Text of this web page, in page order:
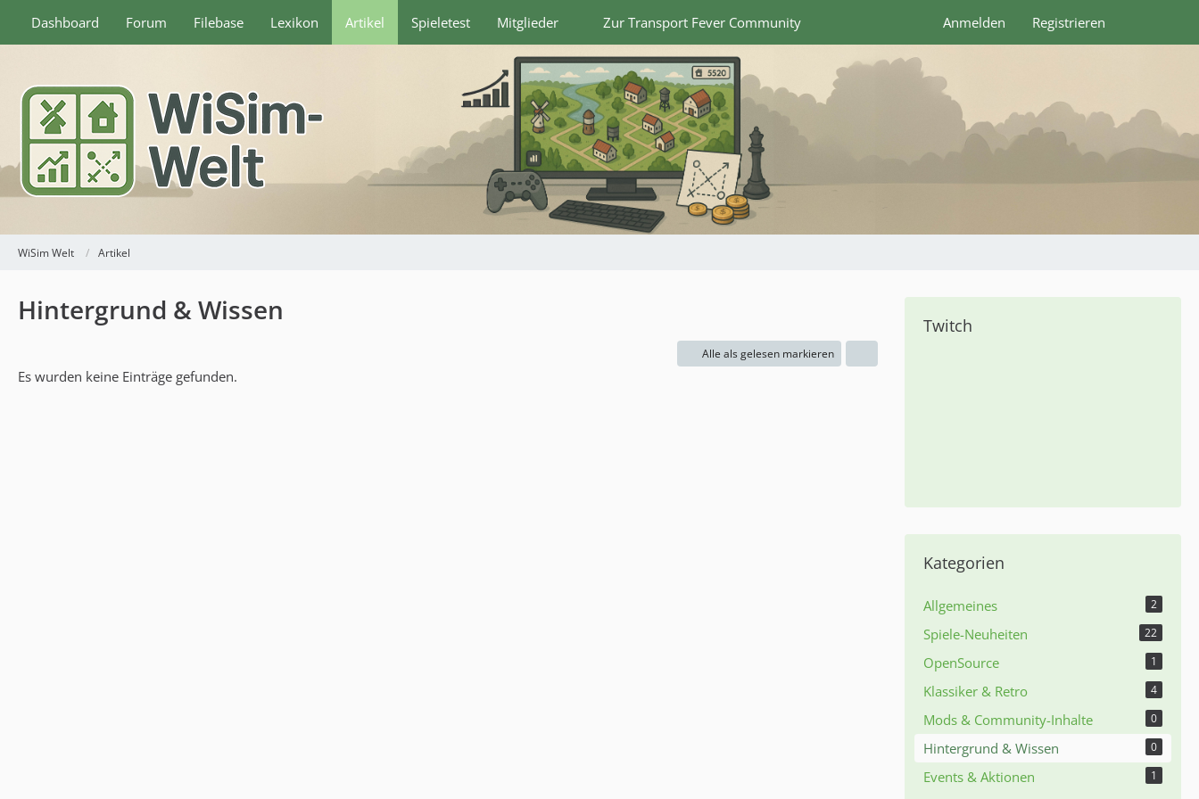
Dashboard Forum Filebase Lexikon Artikel Spieletest Mitglieder Zur Transport Fever Community Anmelden Registrieren
WiSim Welt Artikel
Hintergrund & Wissen
Alle als gelesen markieren
Es wurden keine Einträge gefunden.
Twitch
Kategorien
Allgemeines 2
Spiele-Neuheiten 22
OpenSource 1
Klassiker & Retro 4
Mods & Community-Inhalte 0
Hintergrund & Wissen 0
Events & Aktionen 1